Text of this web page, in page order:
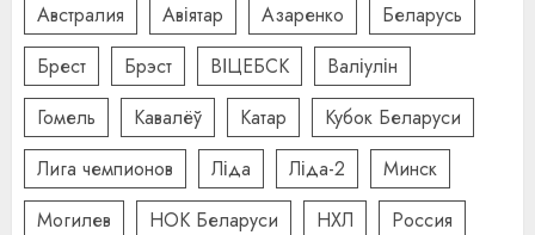
Австралия Авіятар Азаренко
Беларусь
Брест
Брэст ВІЦЕБСК
Валіулін
Гомель
Кавалёў Катар
Кубок Беларуси
Лига чемпионов
Ліда Ліда-2
Минск
Могилев
НОК Беларуси НХЛ
Россия